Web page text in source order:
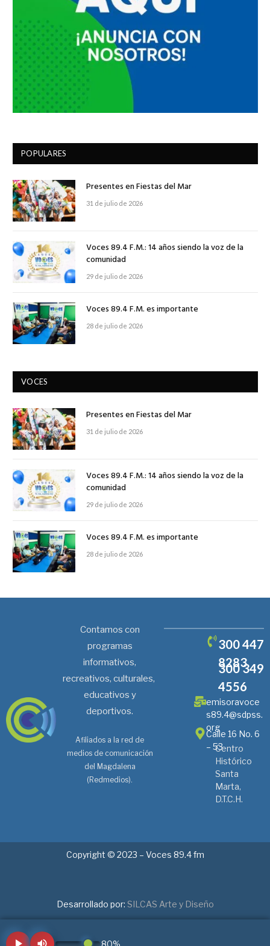
POPULARES
Presentes en Fiestas del Mar
31 de julio de 2026
Voces 89.4 F.M.: 14 años siendo la voz de la
comunidad
29 de julio de 2026
Voces 89.4 F.M. es importante
28 de julio de 2026
VOCES
Presentes en Fiestas del Mar
31 de julio de 2026
Voces 89.4 F.M.: 14 años siendo la voz de la
comunidad
29 de julio de 2026
Voces 89.4 F.M. es importante
28 de julio de 2026
Contamos con
programas
informativos,
recreativos, culturales,
educativos y
deportivos.
Afiliados a la red de
medios de comunicación
del Magdalena
(Redmedios).
300 447
8283
300 349
4556
emisoravoce
s89.4@sdpss.
org
Calle 16 No. 6
– 53Centro
Histórico
Santa
Marta,
D.T.C.H.
Copyright © 2023 – Voces 89.4 fm
Desarrollado por: SILCAS Arte y Diseño